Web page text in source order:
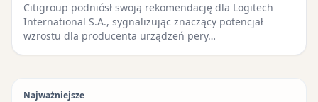
Citigroup podniósł swoją rekomendację dla Logitech
International S.A., sygnalizując znaczący potencjał
wzrostu dla producenta urządzeń pery…
Najważniejsze